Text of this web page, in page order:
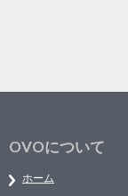
OVOについて
ホーム